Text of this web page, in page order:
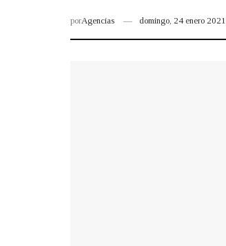
porAgencias domingo, 24 enero